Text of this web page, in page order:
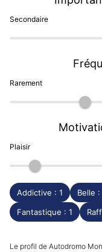
Secondaire
Rarement
Plaisir
Addictive : 1 Belle :
Fantastique : 1
Le profil de Autodromo